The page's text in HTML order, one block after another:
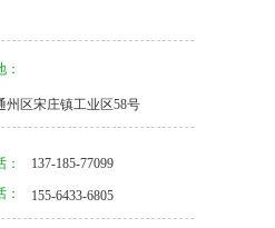
137-185-77099
155-6433-6805
州区宋庄镇工业区58号